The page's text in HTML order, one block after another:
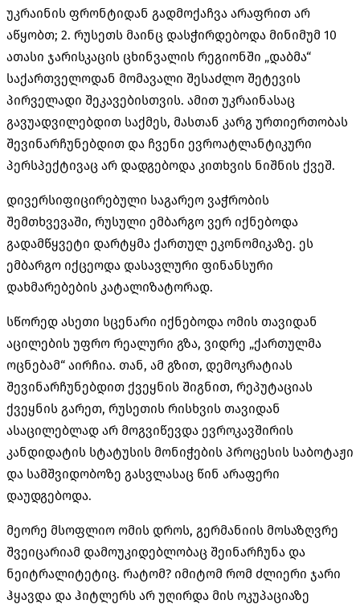
უკრაინის ფრონტიდან გადმოქაჩვა არაფრით არ
აწყობთ; 2. რუსეთს მაინც დასჭირდებოდა მინიმუმ 10
ათასი ჯარისკაცის ცხინვალის რეგიონში „დაბმა“
საქართველოდან მომავალი შესაძლო შეტევის
პირველადი შეკავებისთვის. ამით უკრაინასაც
გავუადვილებდით საქმეს, მასთან კარგ ურთიერთობას
შევინარჩუნებდით და ჩვენი ევროატლანტიკური
პერსპექტივაც არ დადგებოდა კითხვის ნიშნის ქვეშ.
დივერსიფიცირებული საგარეო ვაჭრობის
შემთხვევაში, რუსული ემბარგო ვერ იქნებოდა
გადამწყვეტი დარტყმა ქართულ ეკონომიკაზე. ეს
ემბარგო იქცეოდა დასავლური ფინანსური
დახმარებების კატალიზატორად.
სწორედ ასეთი სცენარი იქნებოდა ომის თავიდან
აცილების უფრო რეალური გზა, ვიდრე „ქართულმა
ოცნებამ“ აირჩია. თან, ამ გზით, დემოკრატიას
შევინარჩუნებდით ქვეყნის შიგნით, რეპუტაციას
ქვეყნის გარეთ, რუსეთის რისხვის თავიდან
ასაცილებლად არ მოგვიწევდა ევროკავშირის
კანდიდატის სტატუსის მონიჭების პროცესის საბოტაჟი
და სამშვიდობოზე გასვლასაც წინ არაფერი
დაუდგებოდა.
მეორე მსოფლიო ომის დროს, გერმანიის მოსაზღვრე
შვეიცარიამ დამოუკიდებლობაც შეინარჩუნა და
ნეიტრალიტეტიც. რატომ? იმიტომ რომ ძლიერი ჯარი
ჰყავდა და ჰიტლერს არ უღირდა მის ოკუპაციაზე